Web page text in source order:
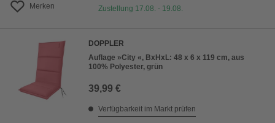
Merken
Zustellung 17.08. - 19.08.
DOPPLER
Auflage »City «, BxHxL: 48 x 6 x 119 cm, aus
100% Polyester, grün
39,99 €
Verfügbarkeit im Markt prüfen